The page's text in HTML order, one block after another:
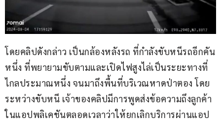
โดยคลิปดังกล่าว เป็นกล้องหลังรถ ที่กำลังขับหนีรถอีกคัน
หนึ่ง ที่พยายามขับตามและเปิดไฟสูงไล่เป็นระยะทางที่
ไกลประมาณหนึ่ง จนมาถึงพื้นที่บริเวณหาดป่าตอง โดย
ระหว่างขับหนี เจ้าของคลิปมีการพูดส่งข้อความถึงลูกค้า
ในแอปพลิเคชันตลอดเวลาว่าให้ยกเลิกบริการผ่านแอป